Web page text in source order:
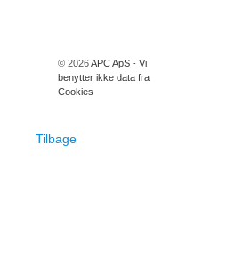
© 2026APC ApS - Vi
benytter ikke data fra
Cookies
Tilbage